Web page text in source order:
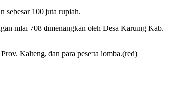
sebesar 100 juta rupiah.
nilai 708 dimenangkan oleh Desa Karuing Kab.
Kalteng, dan para peserta lomba.(red)